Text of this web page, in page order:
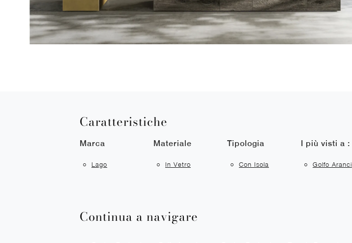
Caratteristiche
Marca
Lago
Materiale
In Vetro
Tipologia
Con Isola
I più visti a :
Golfo Aranci
Continua a navigare